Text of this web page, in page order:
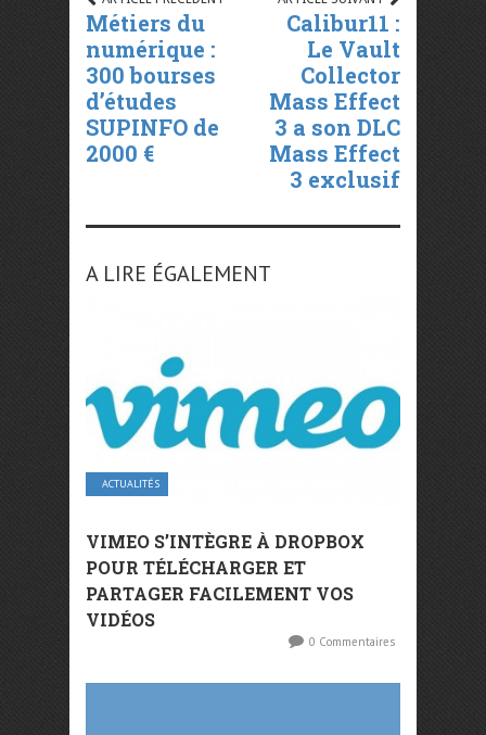
Métiers du
numérique :
300 bourses
d’études
SUPINFO de
2000 €
Calibur11 :
Le Vault
Collector
Mass Effect
3 a son DLC
Mass Effect
3 exclusif
A LIRE ÉGALEMENT
ACTUALITÉS
VIMEO S’INTÈGRE À DROPBOX
POUR TÉLÉCHARGER ET
PARTAGER FACILEMENT VOS
VIDÉOS
0 Commentaires